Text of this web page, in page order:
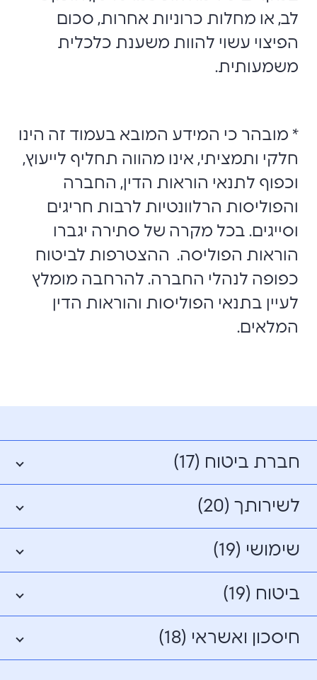
לב, או מחלות כרוניות אחרות, סכום
הפיצוי עשוי להוות משענת כלכלית
משמעותית.
* מובהר כי המידע המובא בעמוד זה הינו
חלקי ותמציתי, אינו מהווה תחליף לייעוץ,
וכפוף לתנאי הוראות הדין, החברה
והפוליסות הרלוונטיות לרבות חריגים
וסייגים. בכל מקרה של סתירה יגברו
הוראות הפוליסה. ההצטרפות לביטוח
כפופה לנהלי החברה. להרחבה מומלץ
לעיין בתנאי הפוליסות והוראות הדין
המלאים.
חברת ביטוח (17)
לשירותך (20)
שימושי (19)
ביטוח (19)
חיסכון ואשראי (18)